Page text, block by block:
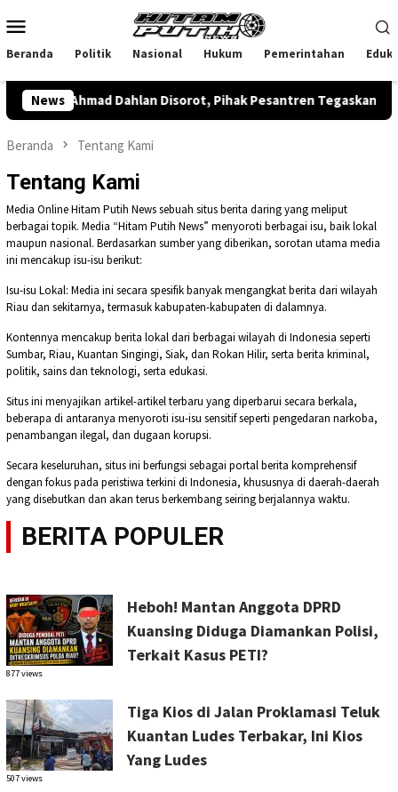
ke
Mobile
Beranda Politik Nasional Hukum Pemerintahan
NewsAhmad Dahlan Disorot, Pihak Pesantren Tegaskan
Beranda Tentang Kami
Tentang Kami
Media Online Hitam Putih News sebuah situs berita daring yang meliput
berbagai topik. Media “Hitam Putih News” menyoroti berbagai isu, baik lokal
maupun nasional. Berdasarkan sumber yang diberikan, sorotan utama media
ini mencakup isu-isu berikut:
Isu-isu Lokal: Media ini secara spesifik banyak mengangkat berita dari wilayah
Riau dan sekitarnya, termasuk kabupaten-kabupaten di dalamnya.
Kontennya mencakup berita lokal dari berbagai wilayah di Indonesia seperti
Sumbar, Riau, Kuantan Singingi, Siak, dan Rokan Hilir, serta berita kriminal,
politik, sains dan teknologi, serta edukasi.
Situs ini menyajikan artikel-artikel terbaru yang diperbarui secara berkala,
beberapa di antaranya menyoroti isu-isu sensitif seperti pengedaran narkoba,
penambangan ilegal, dan dugaan korupsi.
Secara keseluruhan, situs ini berfungsi sebagai portal berita komprehensif
dengan fokus pada peristiwa terkini di Indonesia, khususnya di daerah-daerah
yang disebutkan dan akan terus berkembang seiring berjalannya waktu.
BERITA POPULER
Heboh! Mantan Anggota DPRD
Kuansing Diduga Diamankan Polisi,
Terkait Kasus PETI?
877 views
Tiga Kios di Jalan Proklamasi Teluk
Kuantan Ludes Terbakar, Ini Kios
Yang Ludes
507 views